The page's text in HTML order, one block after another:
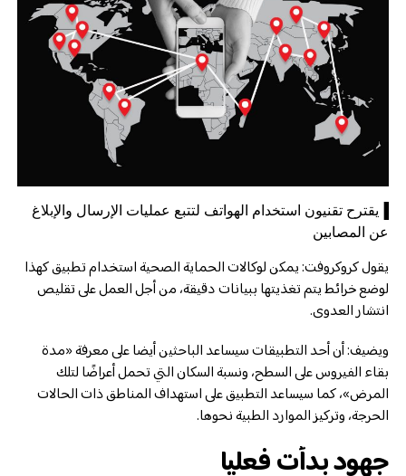
▐يقترح تقنيون استخدام الهواتف لتتبع عمليات الإرسال والإبلاغ
عن المصابين
يقول كروكروفت: يمكن لوكالات الحماية الصحية استخدام تطبيق كهذا
لوضع خرائط يتم تغذيتها ببيانات دقيقة، من أجل العمل على تقليص
انتشار العدوى.
ويضيف: أن أحد التطبيقات سيساعد الباحثين أيضا على معرفة «مدة
بقاء الفيروس على السطح، ونسبة السكان التي تحمل أعراضًا لتلك
المرض»، كما سيساعد التطبيق على استهداف المناطق ذات الحالات
الحرجة، وتركيز الموارد الطبية نحوها.
جهود بدأت فعليا